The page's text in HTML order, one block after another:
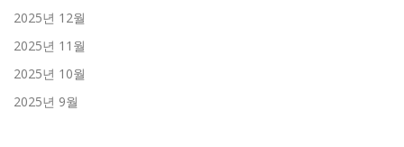
2025년 12월
2025년 11월
2025년 10월
2025년 9월